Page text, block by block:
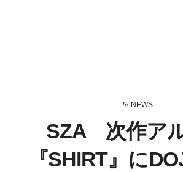
In NEWS
SZA 次作ア
『SHIRT』に